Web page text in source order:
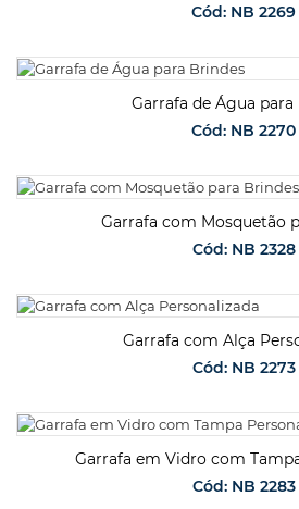
Cód: NB 2269
SOLICITAR
Garrafa de Água para
Cód: NB 2270
SOLICITAR
Garrafa com Mosquetão
Cód: NB 2328
SOLICITAR
Garrafa com Alça
Cód: NB 2273
SOLICITAR
Garrafa em Vidro com
Cód: NB 2283